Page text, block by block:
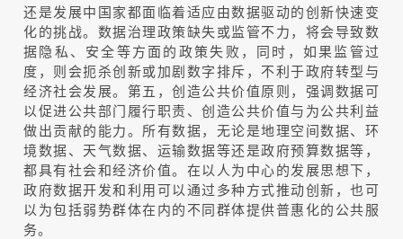
还是发展中国家都面临着适应由数据驱动的创新快速变
化的挑战。数据治理政策缺失或监管不力，将会导致数
据隐私、安全等方面的政策失败，同时，如果监管过
度，则会扼杀创新或加剧数字排斥，不利于政府转型与
经济社会发展。第五，创造公共价值原则，强调数据可
以促进公共部门履行职责、创造公共价值与为公共利益
做出贡献的能力。所有数据，无论是地理空间数据、环
境数据、天气数据、运输数据等还是政府预算数据等，
都具有社会和经济价值。在以人为中心的发展思想下，
政府数据开发和利用可以通过多种方式推动创新，也可
以为包括弱势群体在内的不同群体提供普惠化的公共服
务。